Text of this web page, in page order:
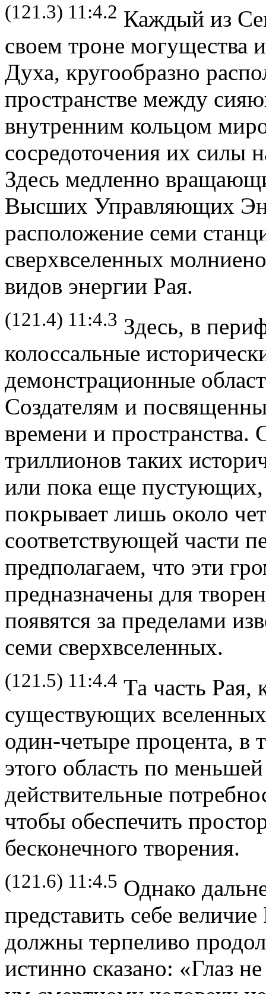
(121.3) 11:4.2 Каждый из
своем троне могущества
Духа, кругообразно
пространстве между
внутренним кольцом
сосредоточения их силы
Здесь медленно
Высших Управляющих
расположение семи
сверхвселенных
видов энергии Рая.
(121.4) 11:4.3 Здесь, в
колоссальные
демонстрационные
Создателям и
времени и пространства.
триллионов таких
или пока еще пустующих,
покрывает лишь около
соответствующей части
предполагаем, что эти
предназначены для
появятся за пределами
семи сверхвселенных.
(121.5) 11:4.4 Та часть Рая,
существующих
один-четыре процента, в
этого область по
действительные
чтобы обеспечить
бесконечного творения.
(121.6) 11:4.5 Однако
представить себе
должны терпеливо
истинно сказано: «Глаз